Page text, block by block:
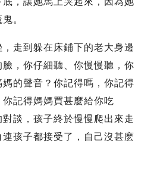
。
走到躲在床鋪下的老大身邊
，你仔細聽、你慢慢聽，你
的聲音？你記得嗎，你記得
記得媽媽買甚麼給你吃
談，孩子終於慢慢爬出來走
孩子都接受了，自己沒甚麽